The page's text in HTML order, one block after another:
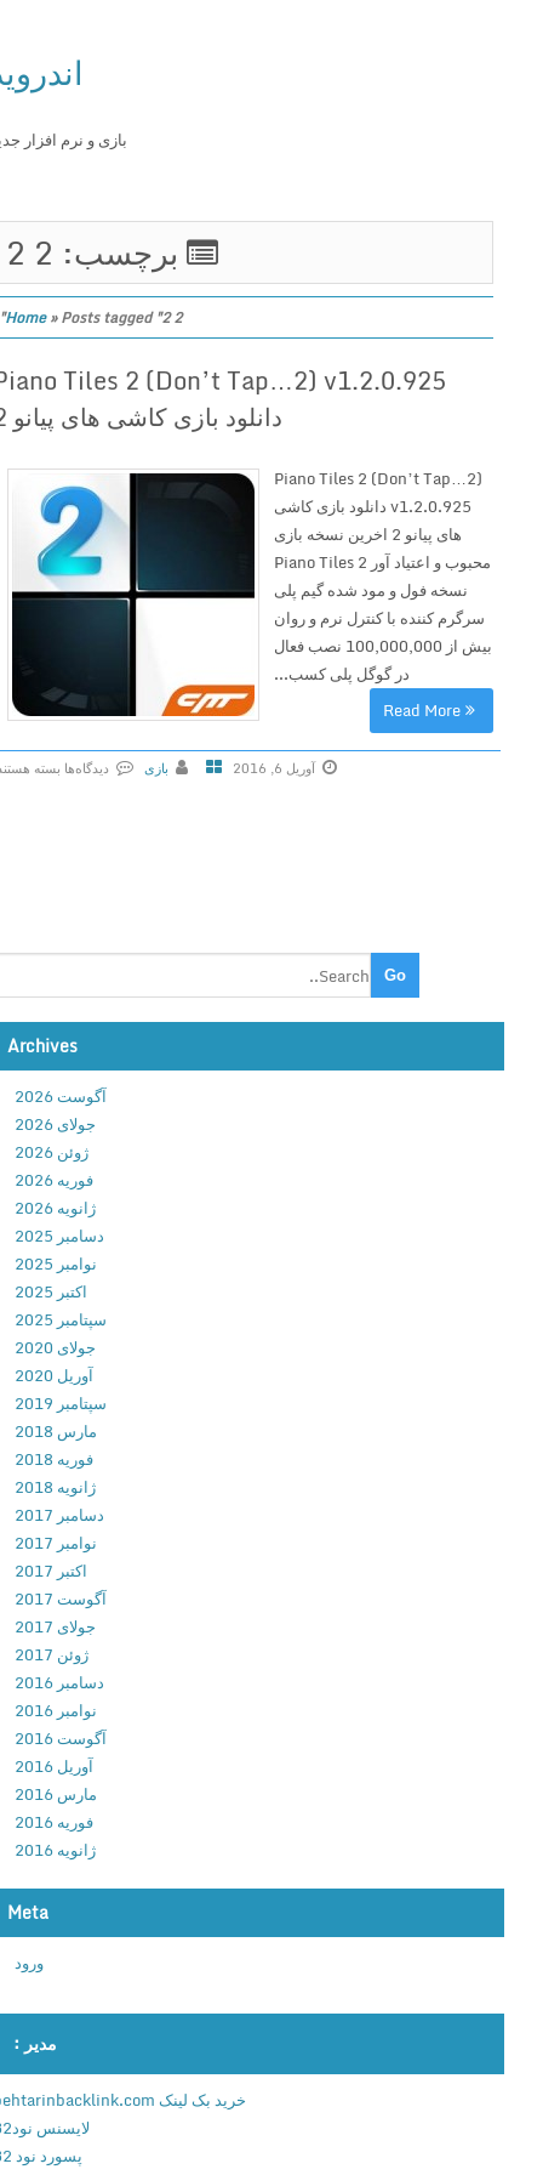
اندروید
بازی و نرم افزار جدید
برچسب: 2 2
Home»Posts tagged "2 2"
Piano Tiles 2 (Don’t Tap…2) v1.2.0.925
دانلود بازی کاشی های پیانو 2
Piano Tiles 2 (Don’t Tap…2)
v1.2.0.925 دانلود بازی کاشی
های پیانو 2 اخرین نسخه بازی
محبوب و اعتیاد آور Piano Tiles 2
نسخه فول و مود شده گیم پلی
سرگرم کننده با کنترل نرم و روان
بیش از 100,000,000 نصب فعال
در گوگل پلی کسب...
Read More
آوریل 6, 2016 بازی
دیدگاه‌ها
n
o
i
l
e
2
(
D
o
’
t
T
a
p
…
2
)
v
.
2
0
.
9
2
5
د
ا
ن
و
ی
ک
بسته هستند
Archives
آگوست 2026
جولای 2026
ژوئن 2026
فوریه 2026
ژانویه 2026
دسامبر 2025
نوامبر 2025
سپتامبر 2025
جولای 2020
آوریل 2020
سپتامبر 2019
مارس 2018
فوریه 2018
ژانویه 2018
دسامبر 2017
نوامبر 2017
آگوست 2017
جولای 2017
ژوئن 2017
دسامبر 2016
نوامبر 2016
آگوست 2016
آوریل 2016
مارس 2016
فوریه 2016
ژانویه 2016
Meta
مدیر :
خرید بک لینک behtarinbacklink.com
لایسنس نود32
پسورد نود 32